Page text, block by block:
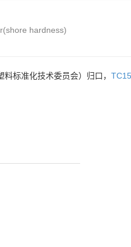
hardness)
料标准化技术委员会）归口，